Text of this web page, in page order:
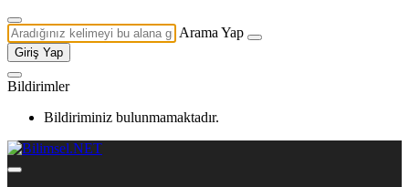
Arama Yap
Giriş Yap
Bildirimler
Bildiriminiz bulunmamaktadır.